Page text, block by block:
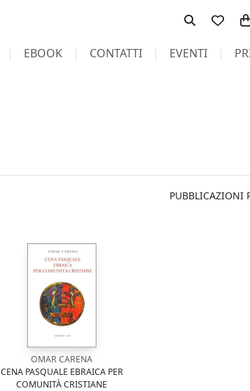
EBOOK CONTATTI EVENTI
PUBBLICAZIONI
OMAR CARENA
CENA PASQUALE EBRAICA PER
COMUNITÀ CRISTIANE